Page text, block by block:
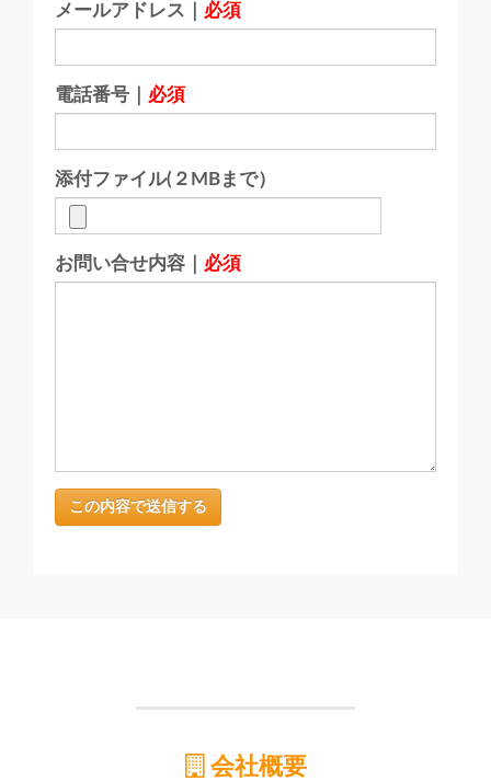
メールアドレス｜ 必須
電話番号｜ 必須
添付ファイル(２MBまで）
お問い合せ内容｜ 必須
会社概要